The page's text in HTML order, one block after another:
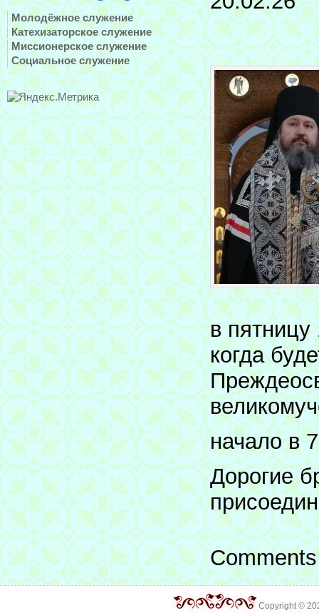
Молодёжное служение
Катехизаторское служение
Миссионерское служение
Социальное служение
в
когда
начало в
Дорогие
Copyright ©